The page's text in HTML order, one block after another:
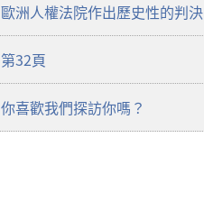
歐洲人權法院作出歷史性的判決
第32頁
你喜歡我們探訪你嗎？